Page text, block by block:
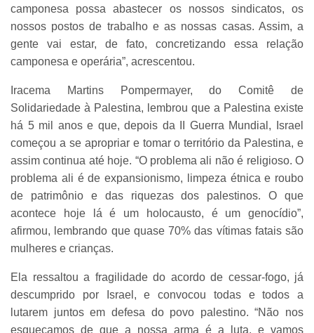
camponesa possa abastecer os nossos sindicatos, os
nossos postos de trabalho e as nossas casas. Assim, a
gente vai estar, de fato, concretizando essa relação
camponesa e operária”, acrescentou.
Iracema Martins Pompermayer, do Comitê de
Solidariedade à Palestina, lembrou que a Palestina existe
há 5 mil anos e que, depois da II Guerra Mundial, Israel
começou a se apropriar e tomar o território da Palestina, e
assim continua até hoje. “O problema ali não é religioso. O
problema ali é de expansionismo, limpeza étnica e roubo
de patrimônio e das riquezas dos palestinos. O que
acontece hoje lá é um holocausto, é um genocídio”,
afirmou, lembrando que quase 70% das vítimas fatais são
mulheres e crianças.
Ela ressaltou a fragilidade do acordo de cessar-fogo, já
descumprido por Israel, e convocou todas e todos a
lutarem juntos em defesa do povo palestino. “Não nos
esqueçamos de que a nossa arma é a luta, e vamos